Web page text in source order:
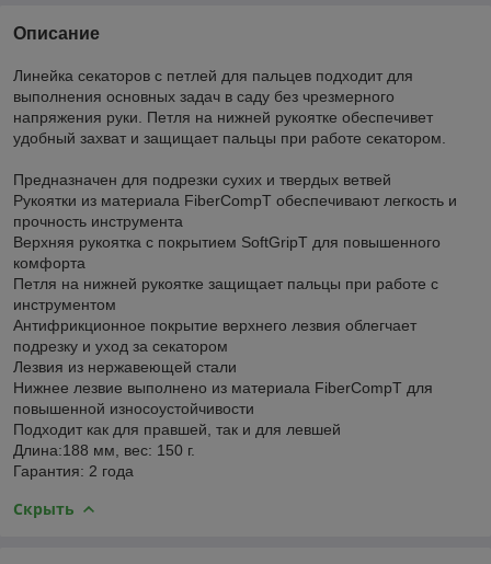
Описание
Линейка секаторов с петлей для пальцев подходит для
выполнения основных задач в саду без чрезмерного
напряжения руки. Петля на нижней рукоятке обеспечивет
удобный захват и защищает пальцы при работе секатором.
Предназначен для подрезки сухих и твердых ветвей
Рукоятки из материала FiberCompT обеспечивают легкость и
прочность инструмента
Верхняя рукоятка с покрытием SoftGripT для повышенного
комфорта
Петля на нижней рукоятке защищает пальцы при работе с
инструментом
Антифрикционное покрытие верхнего лезвия облегчает
подрезку и уход за секатором
Лезвия из нержавеющей стали
Нижнее лезвие выполнено из материала FiberCompT для
повышенной износоустойчивости
Подходит как для правшей, так и для левшей
Длина:188 мм, вес: 150 г.
Гарантия: 2 года
Скрыть